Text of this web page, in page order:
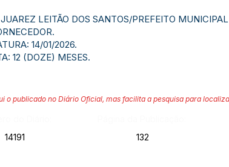
LEITÃO DOS SANTOS/PREFEITO
14/01/2026.
12 (DOZE) MESES.
o publicado no Diário Oficial, mas facilita a pesquisa para
14191
132